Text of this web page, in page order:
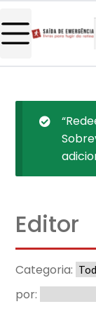
Editor
Categoria:
por: